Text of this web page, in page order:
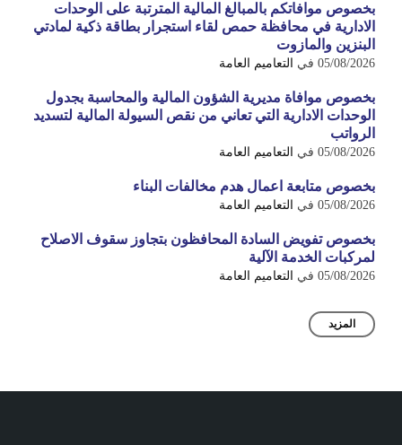
بخصوص موافاتكم بالمبالغ المالية المترتبة على الوحدات
الادارية في محافظة حمص لقاء استجرار بطاقة ذكية لمادتي
البنزين والمازوت
05/08/2026 في التعاميم العامة
بخصوص موافاة مديرية الشؤون المالية والمحاسبة بجدول
الوحدات الادارية التي تعاني من نقص السيولة المالية لتسديد
الرواتب
05/08/2026 في التعاميم العامة
بخصوص متابعة اعمال هدم مخالفات البناء
05/08/2026 في التعاميم العامة
بخصوص تفويض السادة المحافظون بتجاوز سقوف الاصلاح
لمركبات الخدمة الآلية
05/08/2026 في التعاميم العامة
المزيد